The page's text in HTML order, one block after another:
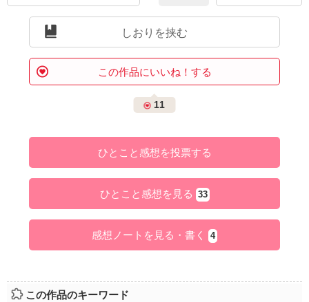
しおりを挟む
この作品にいいね！する
11
ひとこと感想を投票する
ひとこと感想を見る 33
感想ノートを見る・書く 4
この作品のキーワード